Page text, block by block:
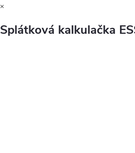
×
Splátková kalkulačka